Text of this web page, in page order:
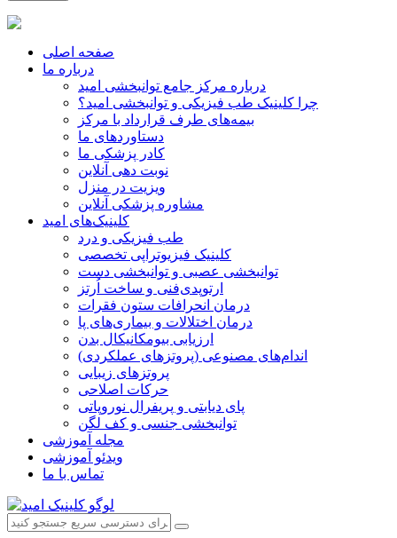
صفحه اصلی
درباره ما
درباره مرکز جامع توانبخشی امید
چرا کلینیک طب فیزیکی و توانبخشی امید؟
بیمه‌های طرف قرارداد با مرکز
دستاوردهای ما
کادر پزشکی ما
نوبت دهی آنلاین
ویزیت در منزل
مشاوره پزشکی آنلاین
کلینیک‌های امید
طب فیزیکی و درد
کلینیک فیزیوتراپی تخصصی
توانبخشی عصبی و توانبخشی دست
ارتوپدی‌فنی و ساخت اُرتز
درمان انحرافات ستون فقرات
درمان اختلالات و بیماری‌های پا
ارزیابی بیومکانیکال بدن
اندام‌های مصنوعی (پروتزهای عملکردی)
پروتزهای زیبایی
حرکات اصلاحی
پای دیابتی و پریفرال نوروپاتی
توانبخشی جنسی و کف لگن
مجله آموزشی
ویدئو آموزشی
تماس با ما